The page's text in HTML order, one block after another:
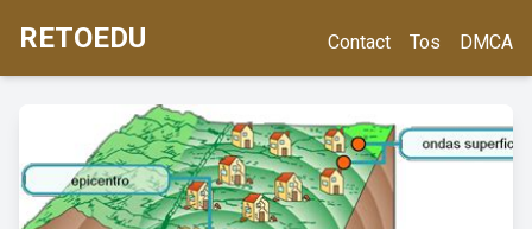
RETOEDU Contact Tos DMCA